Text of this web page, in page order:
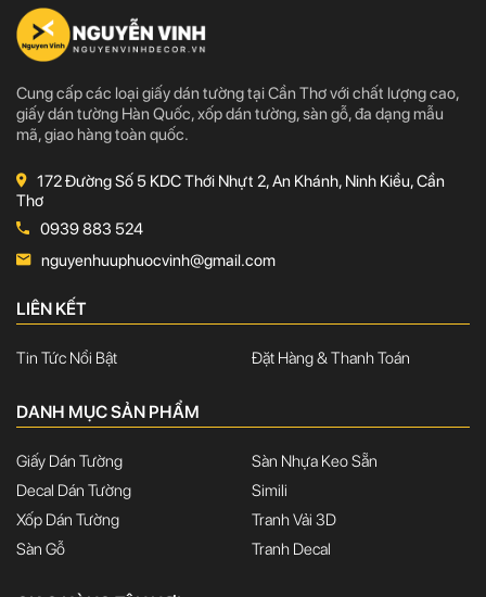
Cung cấp các loại giấy dán tường tại Cần Thơ với chất lượng cao,
giấy dán tường Hàn Quốc, xốp dán tường, sàn gỗ, đa dạng mẫu
mã, giao hàng toàn quốc.
172 Đường Số 5 KDC Thới Nhựt 2, An Khánh, Ninh Kiều, Cần
Thơ
0939 883 524
nguyenhuuphuocvinh@gmail.com
LIÊN KẾT
Tin Tức Nổi Bật Đặt Hàng & Thanh Toán
DANH MỤC SẢN PHẨM
Giấy Dán Tường
Decal Dán Tường
Xốp Dán Tường
Sàn Gỗ
Sàn Nhựa Keo Sẵn
Simili
Tranh Vải 3D
Tranh Decal